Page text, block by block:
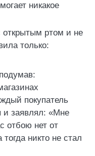
никакое
ртом и не
только:
покупатель
и заявлял: «Мне
отбою нет от
никто не стал